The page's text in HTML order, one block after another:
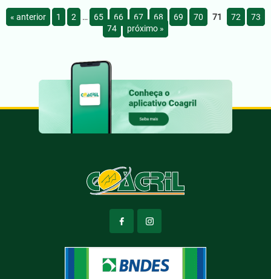
« anterior 1 2 … 65 66 67 68 69 70 71 72
73
74
próximo »